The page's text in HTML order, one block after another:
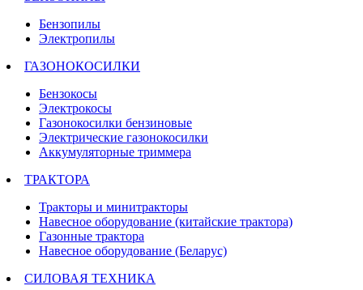
Бензопилы
Электропилы
ГАЗОНОКОСИЛКИ
Бензокосы
Электрокосы
Газонокосилки бензиновые
Электрические газонокосилки
Аккумуляторные триммера
ТРАКТОРА
Тракторы и минитракторы
Навесное оборудование (китайские трактора)
Газонные трактора
Навесное оборудование (Беларус)
СИЛОВАЯ ТЕХНИКА